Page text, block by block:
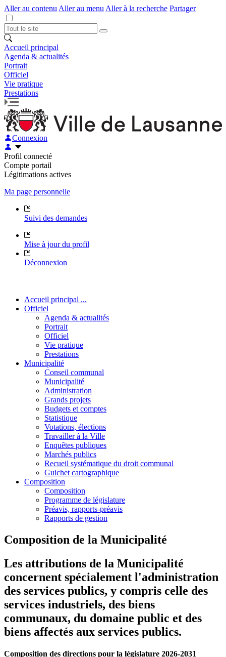
Aller au contenu Aller au menu Aller à la recherche Partager
Accueil principal
Agenda & actualités
Portrait
Officiel
Vie pratique
Prestations
Connexion
Profil connecté
Compte portail
Légitimations actives
Ma page personnelle
Suivi des demandes
Mise à jour du profil
Déconnexion
Accueil principal ...
Officiel
Agenda & actualités
Portrait
Officiel
Vie pratique
Prestations
Municipalité
Conseil communal
Municipalité
Administration
Grands projets
Budgets et comptes
Statistique
Votations, élections
Travailler à la Ville
Enquêtes publiques
Marchés publics
Recueil systématique du droit communal
Guichet cartographique
Composition
Composition
Programme de législature
Préavis, rapports-préavis
Rapports de gestion
Composition de la Municipalité
Les attributions de la Municipalité
concernent spécialement l'administration
des services publics, y compris celle des
services industriels, des biens
communaux, du domaine public et des
biens affectés aux services publics.
Composition des directions pour la législature 2026-2031